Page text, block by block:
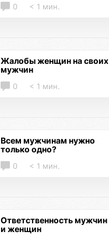
0 < 1 мин.
Жалобы женщин на своих
мужчин
0 < 1 мин.
Всем мужчинам нужно
только одно?
0 < 1 мин.
Ответственность мужчин
и женщин